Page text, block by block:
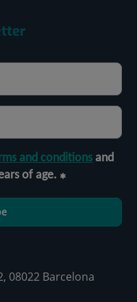
and conditionsand
of age.
08022 Barcelona